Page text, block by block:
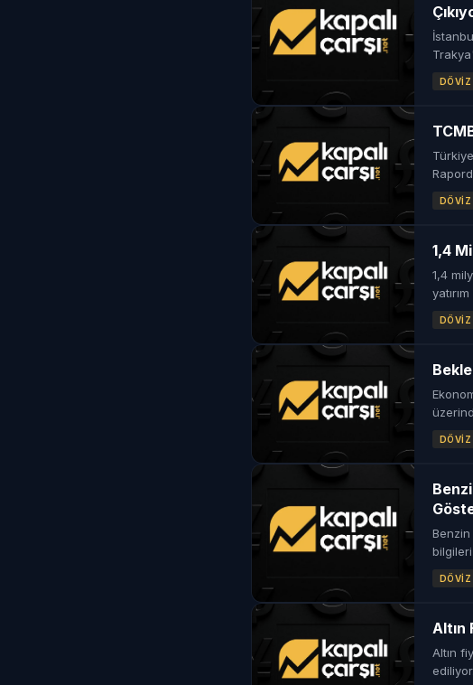
DÖVIZ
DÖVIZ
1,4
1,4
DÖVIZ
DÖVIZ
Benzin
DÖVIZ
Altın
Altın